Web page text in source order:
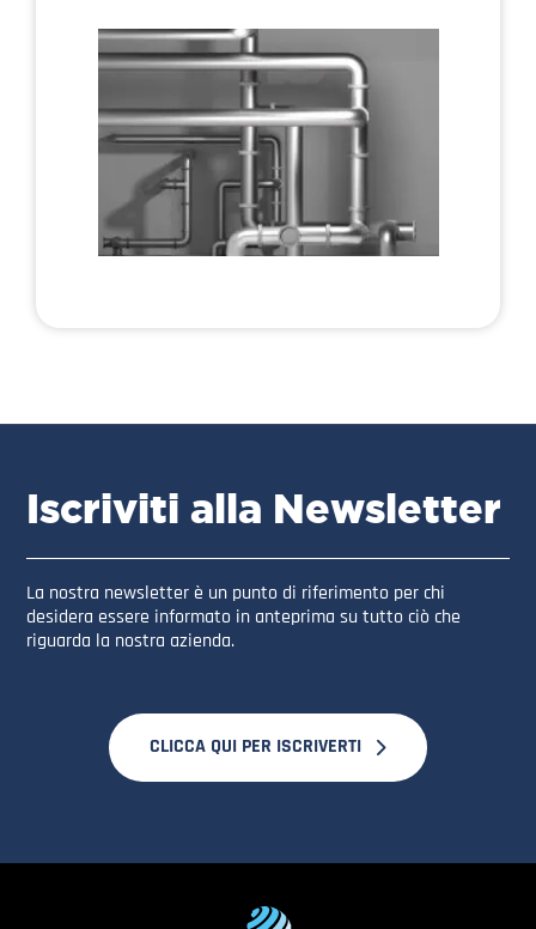
Iscriviti alla Newsletter
La nostra newsletter è un punto di riferimento per chi
desidera essere informato in anteprima su tutto ciò che
riguarda la nostra azienda.
CLICCA QUI PER ISCRIVERTI